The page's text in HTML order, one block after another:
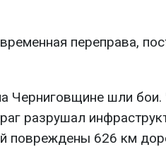
переправа,
Черниговщине шли бои.
разрушал
повреждены 626 км